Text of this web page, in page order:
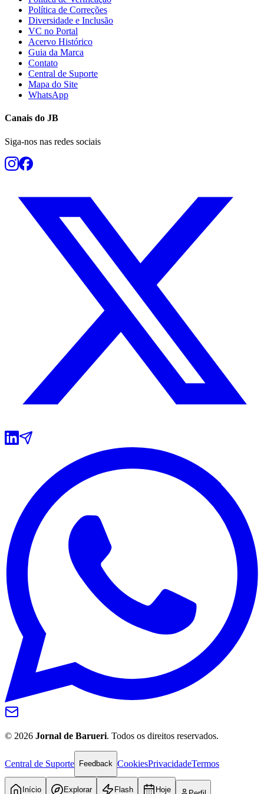
Botafogo
Grêmio
Internacional
Política de Correções
Diversidade e Inclusão
VC no Portal
Acervo Histórico
Guia da Marca
Contato
Central de Suporte
Mapa do Site
WhatsApp
Canais do JB
Siga-nos nas redes sociais
© 2026 Jornal de Barueri. Todos os direitos reservados.
Central de Suporte Feedback CookiesPrivacidadeTermos
Início Explorar Flash Hoje